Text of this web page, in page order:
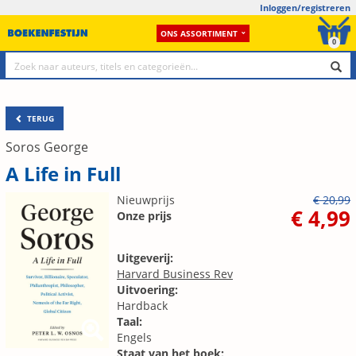
Inloggen/registreren
ONS ASSORTIMENT
0
TERUG
Soros George
A Life in Full
Nieuwprijs
€ 20,99
Onze prijs
€ 4,99
Uitgeverij:
Harvard Business Rev
Uitvoering:
Hardback
Taal:
Engels